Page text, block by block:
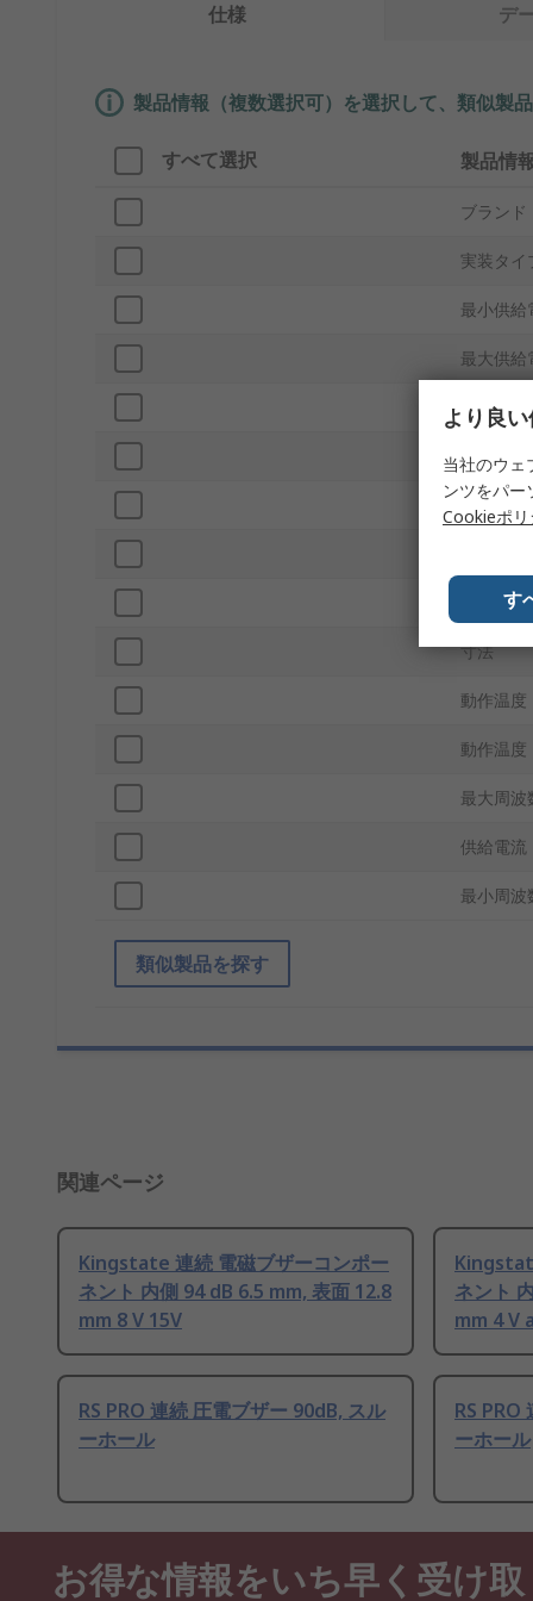
仕様 デ
製品情報（複数選択可）を選択して、類似製
すべて選択 製品情
ブランド
実装タイ
最小供給
最大供給
サウン
ドライブ
トーンタ
寸法
動作温度
動作温度
最大周波
供給電流
最小周波
類似製品を探す
関連ページ
Kingstate 連続 電磁ブザーコンポー
ネント 内側 94 dB 6.5 mm, 表面 12.8
mm 8 V 15V
ネント
mm 4 V
RS PRO 連続 圧電ブザー 90dB, スル
ーホール
RS PRO
ーホール
お得な情報をいち早く受け取
より良
当社のウェ
ンツをパ
Cookieポリ
す